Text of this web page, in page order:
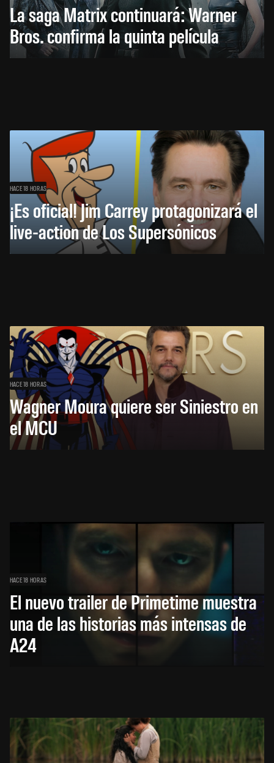
La saga Matrix continuará: Warner
Bros. confirma la quinta película
HACE 18 HORAS
¡Es oficial! Jim Carrey protagonizará el
live-action de Los Supersónicos
HACE 18 HORAS
Wagner Moura quiere ser Siniestro en
el MCU
HACE 18 HORAS
El nuevo trailer de Primetime muestra
una de las historias más intensas de
A24